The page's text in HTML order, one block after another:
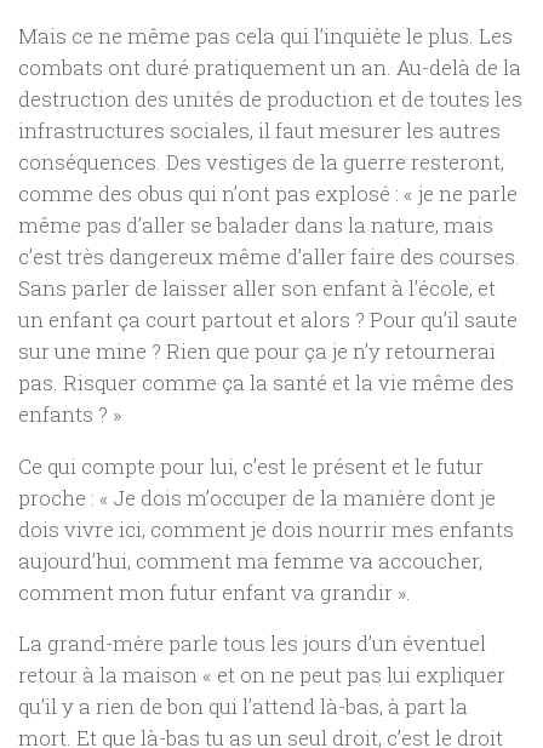
Mais ce ne même pas cela qui l’inquiète le plus. Les
combats ont duré pratiquement un an. Au-delà de la
destruction des unités de production et de toutes les
infrastructures sociales, il faut mesurer les autres
conséquences. Des vestiges de la guerre resteront,
comme des obus qui n’ont pas explosé : « je ne parle
même pas d’aller se balader dans la nature, mais
c’est très dangereux même d’aller faire des courses.
Sans parler de laisser aller son enfant à l’école, et
un enfant ça court partout et alors ? Pour qu’il saute
sur une mine ? Rien que pour ça je n’y retournerai
pas. Risquer comme ça la santé et la vie même des
enfants ? »
Ce qui compte pour lui, c’est le présent et le futur
proche : « Je dois m’occuper de la manière dont je
dois vivre ici, comment je dois nourrir mes enfants
aujourd’hui, comment ma femme va accoucher,
comment mon futur enfant va grandir ».
La grand-mère parle tous les jours d’un éventuel
retour à la maison « et on ne peut pas lui expliquer
qu’il y a rien de bon qui l’attend là-bas, à part la
mort. Et que là-bas tu as un seul droit, c’est le droit